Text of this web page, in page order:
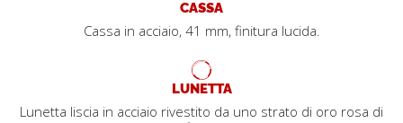
CASSA
Cassa in acciaio, 41 mm, finitura lucida.
LUNETTA
Lunetta liscia in acciaio rivestito da uno strato di oro rosa di